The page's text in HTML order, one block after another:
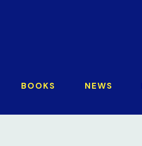
BOOKS NEWS